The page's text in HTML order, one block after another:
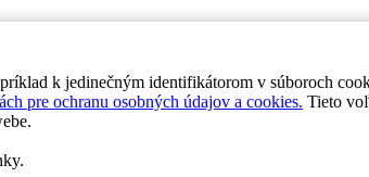
k jedinečným identifikátorom v súboroch
pre ochranu osobných údajov a cookies. Tieto